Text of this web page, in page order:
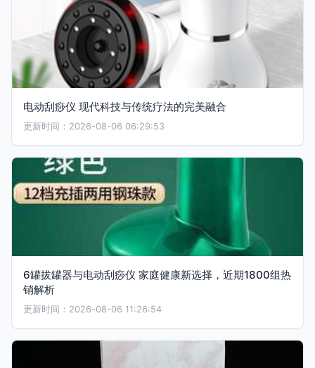
电动刮痧仪 现代科技与传统疗法的完美融合
更新时间：2026-08-06 06:29:53
6罐拔罐器与电动刮痧仪 家庭健康新选择，近期1800组热
销解析
更新时间：2026-08-06 11:26:54